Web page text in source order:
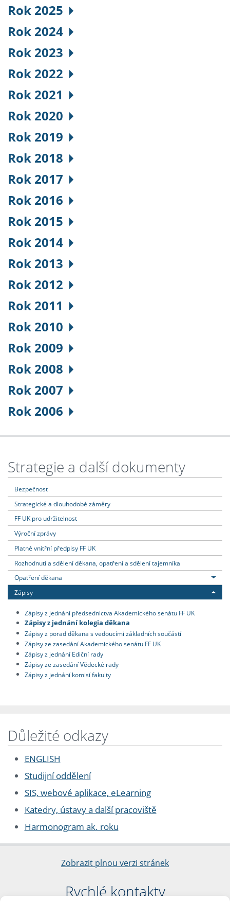
Rok 2025
Rok 2024
Rok 2023
Rok 2022
Rok 2021
Rok 2020
Rok 2019
Rok 2018
Rok 2017
Rok 2016
Rok 2015
Rok 2014
Rok 2013
Rok 2012
Rok 2011
Rok 2010
Rok 2009
Rok 2008
Rok 2007
Rok 2006
Strategie a další dokumenty
Bezpečnost
Strategické a dlouhodobé záměry
FF UK pro udržitelnost
Výroční zprávy
Platné vnitřní předpisy FF UK
Rozhodnutí a sdělení děkana, opatření a sdělení tajemníka
Opatření děkana
Zápisy
Zápisy z jednání předsednictva Akademického senátu FF UK
Zápisy z jednání kolegia děkana
Zápisy z porad děkana s vedoucími základních součástí
Zápisy ze zasedání Akademického senátu FF UK
Zápisy z jednání Ediční rady
Zápisy ze zasedání Vědecké rady
Zápisy z jednání komisí fakulty
Důležité odkazy
ENGLISH
Studijní oddělení
SIS, webové aplikace, eLearning
Katedry, ústavy a další pracoviště
Harmonogram ak. roku
Zobrazit plnou verzi stránek
Rychlé kontakty